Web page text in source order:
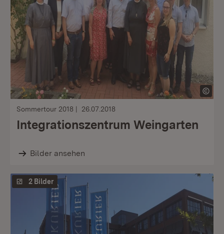
Sommertour 2018 26.07.2018
Integrationszentrum Weingarten
Bilder ansehen
2 Bilder